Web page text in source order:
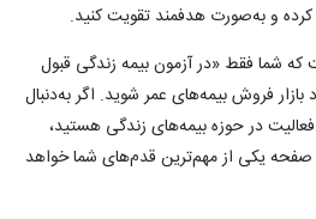
و به‌صورت هدفمند تقویت کنید.
شما فقط «در آزمون بیمه زندگی قبول
بازار فروش بیمه‌های عمر شوید. اگر به‌دنبال
در حوزه بیمه‌های زندگی هستید،
صفحه یکی از مهم‌ترین قدم‌های شما خواهد